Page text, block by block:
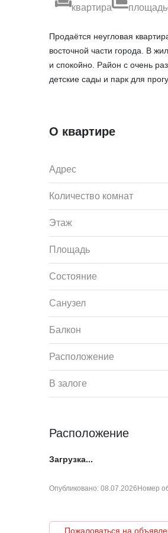
квартира площадь
Продаётся неугловая
восточной части города. В
и спокойно. Район с очень
детские сады и парк для
О квартире
Адрес
Количество комнат
Этаж
Площадь
Состояние
Санузел
Балкон
Расположение
В залоге
Расположение
Загрузка...
Опубликовано: 08.07.2026 Номер
Пожаловаться на